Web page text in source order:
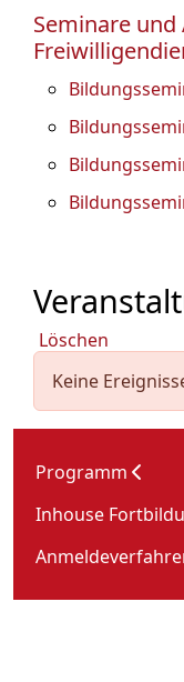
Seminare
Löschen
Keine
Programm
Inhouse